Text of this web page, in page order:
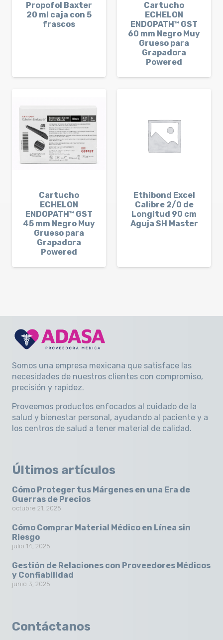
Propofol Baxter
20 ml caja con 5
frascos
Cartucho
ECHELON
ENDOPATH™ GST
60 mm Negro Muy
Grueso para
Grapadora
Powered
Cartucho
ECHELON
ENDOPATH™ GST
45 mm Negro Muy
Grueso para
Grapadora
Powered
Ethibond Excel
Calibre 2/0 de
Longitud 90 cm
Aguja SH Master
Somos una empresa mexicana que satisface las
necesidades de nuestros clientes con compromiso,
precisión y rapidez.
Proveemos productos enfocados al cuidado de la
salud y bienestar personal, ayudando al paciente y a
los centros de salud a tener material de calidad.
Últimos artículos
Cómo Proteger tus Márgenes en una Era de
Guerras de Precios
octubre 21, 2025
Cómo Comprar Material Médico en Línea sin
Riesgo
julio 14, 2025
Gestión de Relaciones con Proveedores Médicos
y Confiabilidad
junio 3, 2025
Contáctanos